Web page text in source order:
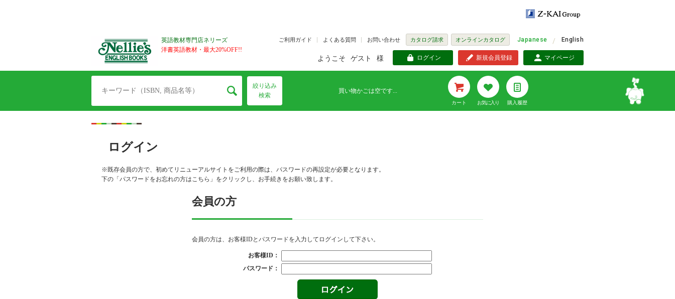
英語教材専門店ネリーズ
洋書英語教材・最大20%OFF!!
ご利用ガイド よくある質問 お問い合わせ カタログ請求 オンラインカタログ Japanese English
ようこそ ゲスト 様 ログイン 新規会員登録 マイページ
絞り込み
検索
買い物かごは空です...
カート お気に入り 購入履歴
ログイン
※既存会員の方で、初めてリニューアルサイトをご利用の際は、パスワードの再設定が必要となります。
下の「パスワードをお忘れの方はこちら」をクリックし、お手続きをお願い致します。
会員の方
会員の方は、お客様IDとパスワードを入力してログインして下さい。
お客様ID：
パスワード：